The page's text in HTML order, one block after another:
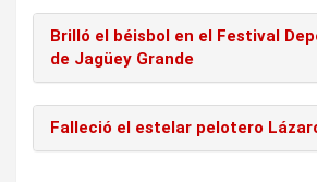
Brilló el béisbol en el Festival
de Jagüey Grande
Falleció el estelar pelotero